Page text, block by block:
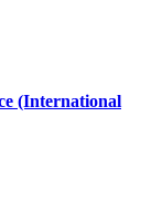
(International